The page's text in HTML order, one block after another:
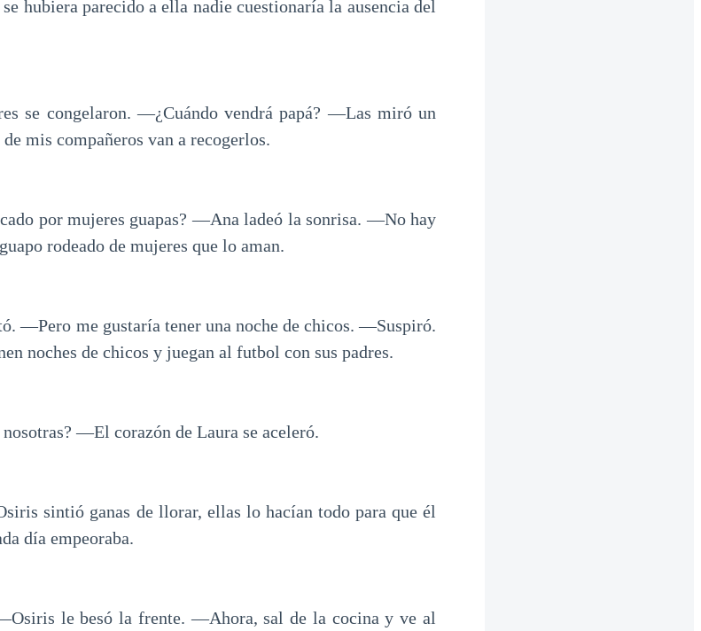
hubiera parecido a ella nadie cuestionaría la ausencia del
se congelaron. ―¿Cuándo vendrá papá? ―Las miró un
mis compañeros van a recogerlos.
por mujeres guapas? ―Ana ladeó la sonrisa. ―No hay
rodeado de mujeres que lo aman.
―Pero me gustaría tener una noche de chicos. ―Suspiró.
noches de chicos y juegan al futbol con sus padres.
―El corazón de Laura se aceleró.
sintió ganas de llorar, ellas lo hacían todo para que él
día empeoraba.
le besó la frente. ―Ahora, sal de la cocina y ve al